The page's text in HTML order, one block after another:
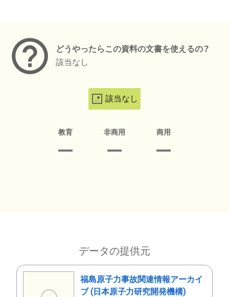
どうやったらこの資料の文書を使えるの？
該当なし
該当なし
教育 非商用 商用
データの提供元
福島原子力事故関連情報アーカイ
ブ (日本原子力研究開発機構)